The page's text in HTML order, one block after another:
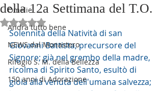
Omelie
Andrà tutto bene
NEWS dal Monastero
Rifugio S. M. della Bellezza
150 anni di Adorazione
della 12a Settimana del T.O.
Valutazione NaN stelle su 5.
Solennità della Natività di san
Giovanni Battista, precursore del
Signore; già nel grembo della madre,
ricolma di Spirito Santo, esultò di
gioia alla venuta dell'umana salvezza;